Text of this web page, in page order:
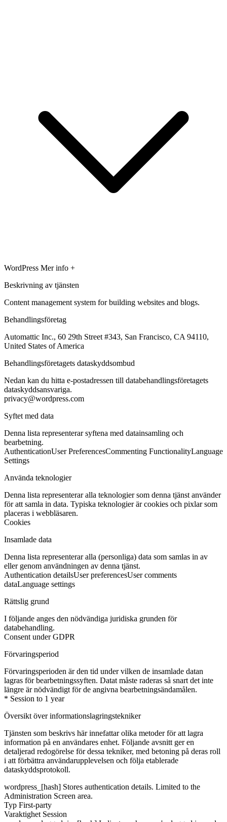
WordPress Mer info +
Beskrivning av tjänsten
Content management system for building websites and blogs.
Behandlingsföretag
Automattic Inc., 60 29th Street #343, San Francisco, CA 94110,
United States of America
Behandlingsföretagets dataskyddsombud
Nedan kan du hitta e-postadressen till databehandlingsföretagets
dataskyddsansvariga.
privacy@wordpress.com
Syftet med data
Denna lista representerar syftena med datainsamling och
bearbetning.
AuthenticationUser PreferencesCommenting FunctionalityLanguage
Settings
Använda teknologier
Denna lista representerar alla teknologier som denna tjänst använder
för att samla in data. Typiska teknologier är cookies och pixlar som
placeras i webbläsaren.
Cookies
Insamlade data
Denna lista representerar alla (personliga) data som samlas in av
eller genom användningen av denna tjänst.
Authentication detailsUser preferencesUser comments
dataLanguage settings
Rättslig grund
I följande anges den nödvändiga juridiska grunden för
databehandling.
Consent under GDPR
Förvaringsperiod
Förvaringsperioden är den tid under vilken de insamlade datan
lagras för bearbetningssyften. Datat måste raderas så snart det inte
längre är nödvändigt för de angivna bearbetningsändamålen.
* Session to 1 year
Översikt över informationslagringstekniker
Tjänsten som beskrivs här innefattar olika metoder för att lagra
information på en användares enhet. Följande avsnitt ger en
detaljerad redogörelse för dessa tekniker, med betoning på deras roll
i att förbättra användarupplevelsen och följa etablerade
dataskyddsprotokoll.
wordpress_[hash] Stores authentication details. Limited to the
Administration Screen area.
Typ First-party
Varaktighet Session